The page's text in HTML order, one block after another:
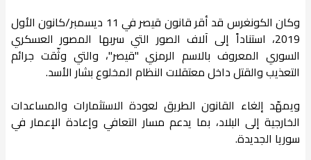
وكان الكونغرس قد أقر قانون قيصر في 11 ديسمبر/كانون الأول
2019، استناداً إلى آلاف الصور التي سربها المصور العسكري
السوري المعروف بالاسم الرمزي "قيصر"، والتي وثّقت جرائم
التعذيب والقتل داخل معتقلات النظام المخلوع بشار الأسد.
ويمهّد إلغاء القانون الطريق لعودة الاستثمارات والمساعدات
الخارجية إلى البلاد، بما يدعم مسار التعافي وإعادة الإعمار في
سوريا الجديدة.